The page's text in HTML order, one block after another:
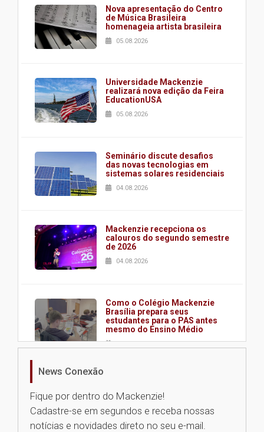
Nova apresentação do Centro
de Música Brasileira
homenageia artista brasileira
05.08.2026
Universidade Mackenzie
realizará nova edição da Feira
EducationUSA
05.08.2026
Seminário discute desafios
das novas tecnologias em
sistemas solares residenciais
04.08.2026
Mackenzie recepciona os
calouros do segundo semestre
de 2026
04.08.2026
Como o Colégio Mackenzie
Brasília prepara seus
estudantes para o PAS antes
mesmo do Ensino Médio
04.08.2026
na educação dos filhos além da
escola
04.08.2026
News Conexão
Fique por dentro do Mackenzie!
Cadastre-se em segundos e receba nossas
notícias e novidades direto no seu e-mail.